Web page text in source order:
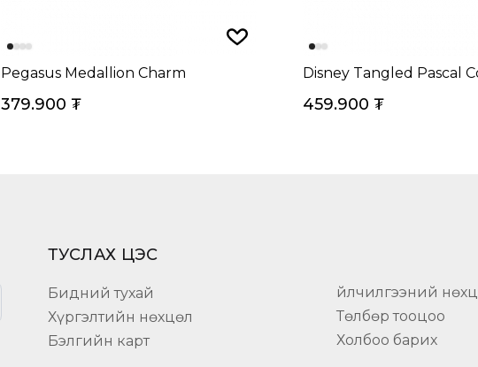
Pegasus Medallion Charm
379.900 ₮
Disney Tangled Pascal
459.900 ₮
ТУСЛАХ ЦЭС
Бидний тухай
Хүргэлтийн нөхцөл
Бэлгийн карт
Үйлчилгээний
Төлбөр тооцоо
Холбоо барих